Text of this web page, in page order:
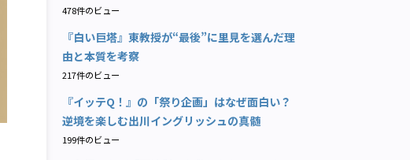
478件のビュー
『白い巨塔』東教授が“最後”に里見を選んだ理
由と本質を考察
217件のビュー
『イッテQ！』の「祭り企画」はなぜ面白い？
逆境を楽しむ出川イングリッシュの真髄
199件のビュー